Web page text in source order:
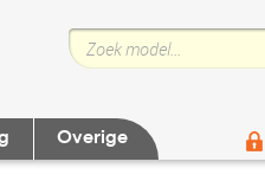
Overige